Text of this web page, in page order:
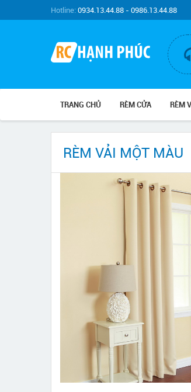
Hotline:0934.13.44.88 - 0986.13.44.88
TRANG CHỦ RÈM CỬA RÈM
RÈM VẢI MỘT MÀU